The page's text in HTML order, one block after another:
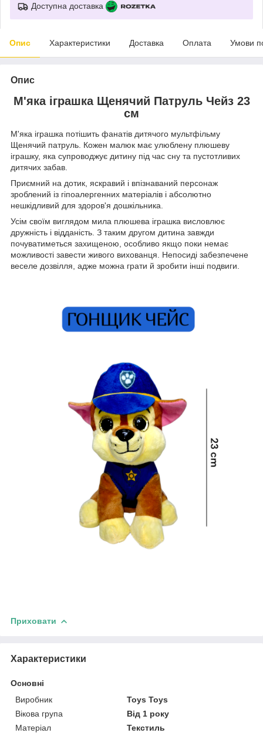
Доступна доставка
Опис Характеристики Доставка Оплата Умови
Опис
М'яка іграшка Щенячий Патруль Чейз 23
см
М'яка іграшка потішить фанатів дитячого мультфільму
Щенячий патруль. Кожен малюк має улюблену плюшеву
іграшку, яка супроводжує дитину під час сну та пустотливих
дитячих забав.
Приємний на дотик, яскравий і впізнаваний персонаж
зроблений із гіпоалергенних матеріалів і абсолютно
нешкідливий для здоров'я дошкільника.
Усім своїм виглядом мила плюшева іграшка висловлює
дружність і відданість. З таким другом дитина завжди
почуватиметься захищеною, особливо якщо поки немає
можливості завести живого вихованця. Непосиді забезпечене
веселе дозвілля, адже можна грати й зробити інші подвиги.
Приховати
Характеристики
Основні
Виробник
Toys Toys
Вікова група
Від 1 року
Матеріал
Текстиль